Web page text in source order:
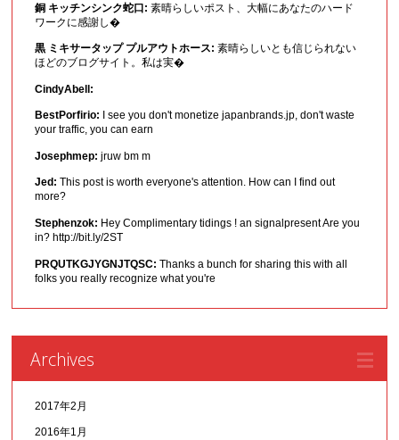
銅 キッチンシンク蛇口: 素晴らしいポスト、大幅にあなたのハード
ワークに感謝し�
黒 ミキサータップ プルアウトホース: 素晴らしいとも信じられない
ほどのブログサイト。私は実�
CindyAbell:
BestPorfirio:
I see you don't monetize japanbrands.jp, don't waste
your traffic, you can earn
Josephmep: jruw bm m
Jed: This post is worth everyone's attention. How can I find out
more?
Stephenzok: Hey Complimentary tidings ! an signalpresent Are you
in? http://bit.ly/2ST
PRQUTKGJYGNJTQSC: Thanks a bunch for sharing this with all
folks you really recognize what you're
Archives
2017年2月
2016年1月